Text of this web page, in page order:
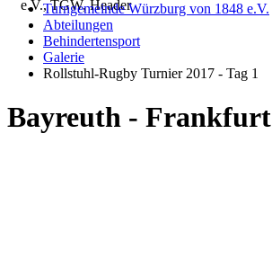
Turngemeinde Würzburg von 1848 e.V.
Abteilungen
Behindertensport
Galerie
Rollstuhl-Rugby Turnier 2017 - Tag 1
Bayreuth - Frankfurt